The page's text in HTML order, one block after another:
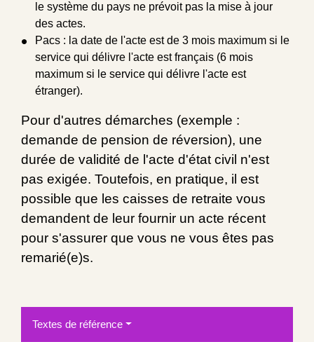
le système du pays ne prévoit pas la mise à jour
des actes.
Pacs : la date de l'acte est de 3 mois maximum si le
service qui délivre l'acte est français (6 mois
maximum si le service qui délivre l'acte est
étranger).
Pour d'autres démarches (exemple :
demande de pension de réversion), une
durée de validité de l'acte d'état civil n'est
pas exigée. Toutefois, en pratique, il est
possible que les caisses de retraite vous
demandent de leur fournir un acte récent
pour s'assurer que vous ne vous êtes pas
remarié(e)s.
Textes de référence